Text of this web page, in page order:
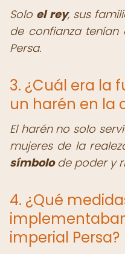
Solo el rey, sus
de confianza
Persa.
3. ¿Cuál era la
un harén en la
El harén no solo
mujeres de la
símbolode poder y
4. ¿Qué
imperial Persa?